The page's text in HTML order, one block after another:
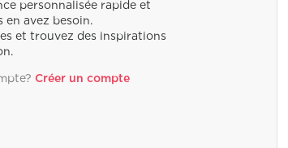
personnalisée rapide et
en avez besoin.
et trouvez des inspirations
Créer un compte